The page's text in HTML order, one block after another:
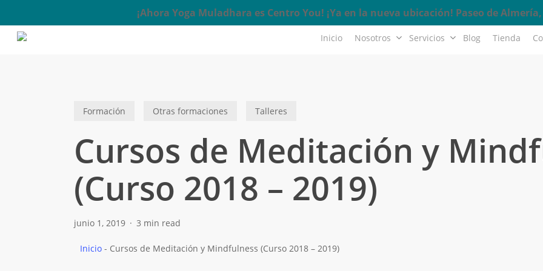
to
main
¡Ahora Yoga Muladhara es Centro You! ¡Ya en la nueva ubicación! Paseo de
Inicio Nosotros Servicios Blog Tienda
Formación Otras formaciones Talleres
Cursos de Meditación y
(Curso 2018 – 2019)
junio 1, 2019 3 min read
Inicio - Cursos de Meditación y Mindfulness (Curso 2018 – 2019)